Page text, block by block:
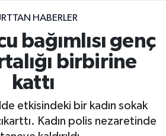
HABERLER
bağımlısı genç
birbirine
kattı
etkisindeki bir kadın sokak
Kadın polis nezaretinde
Vakitleri